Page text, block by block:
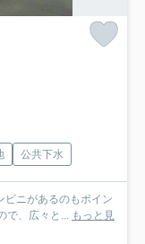
公共下水
ビニがあるのもポイン
で、広々と... もっと見